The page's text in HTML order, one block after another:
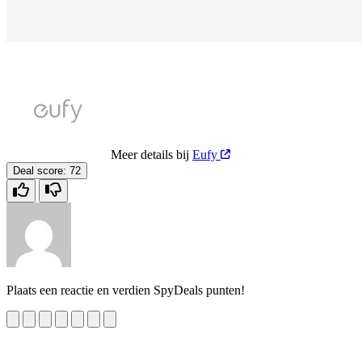
Meer details bij Eufy
Deal score: 72
Plaats een reactie en verdien SpyDeals punten!